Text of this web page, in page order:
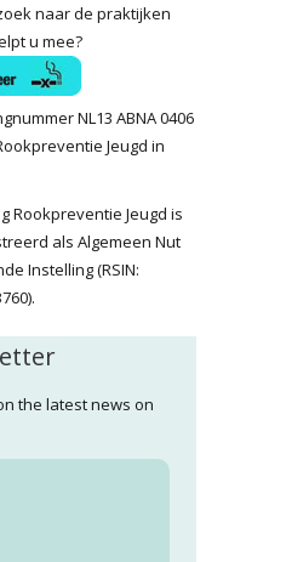
naar de praktijken
u mee?
NL13 ABNA 0406
Jeugd in
Rookpreventie Jeugd is
als Algemeen Nut
Instelling (RSIN:
the latest news on